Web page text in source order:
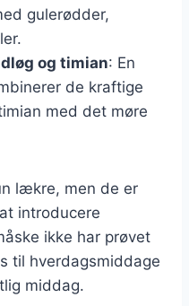
gulerødder,
og timian: En
de kraftige
med det møre
lækre, men de er
introducere
ikke har prøvet
til hverdagsmiddage
middag.